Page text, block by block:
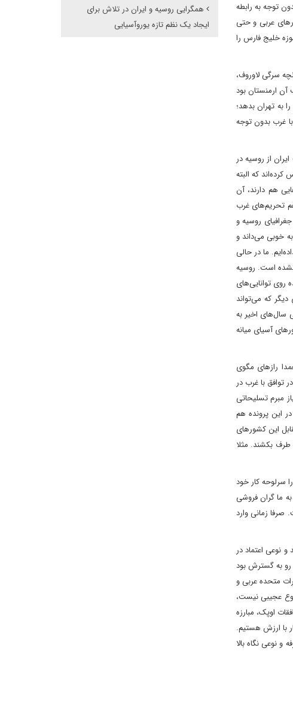
توجه به رابطه
عربی و حتی
خلیج فارس را
سرگی لاوروف،
ارمنستان بود
به تهران بدهد؛
غرب بدون توجه
از روسیه در
که البته
هم دارند، آن
تحریم‌های غرب
روسیه و
خوبی می‌داند و
ما در حالی
نشده است. روسیه
توانایی‌های
که می‌تواند
سال‌های اخیر به
آسیای میانه
رازهای مگوی
توافق با غرب در
مبرم تسلیحاتی
این پرونده هم
این کشورهای
طرف بکشند. مثلا
نه شرقی نه غربی، را سرلوحه کار خود
ما گران فروشی
صرفا زمانی وارد
نوعی اعتماد در
رو به گسترش بود
متحده عربی و
عجیبی نیست،
اوپک، مبارزه
با ارزش هستیم.
نوعی نگاه بالا
همگرایی روسیه و ایران در تلاش برای
ایجاد یک نظم تازه یوروآسیایی